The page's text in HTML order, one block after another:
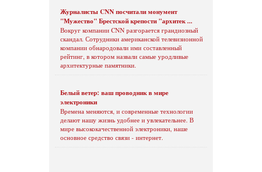
Журналисты CNN посчитали монумент
"Мужество" Брестской крепости "архитек ...
Вокруг компании CNN разгорается грандиозный
скандал. Сотрудники американской телевизионной
компании обнародовали ими составленный
рейтинг, в котором назвали самые уродливые
архитектурные памятники.
Белый ветер: ваш проводник в мире
электроники
Времена меняются, и современные технологии
делают нашу жизнь удобнее и увлекательнее. В
мире высококачественной электроники, наше
основное средство связи - интернет.